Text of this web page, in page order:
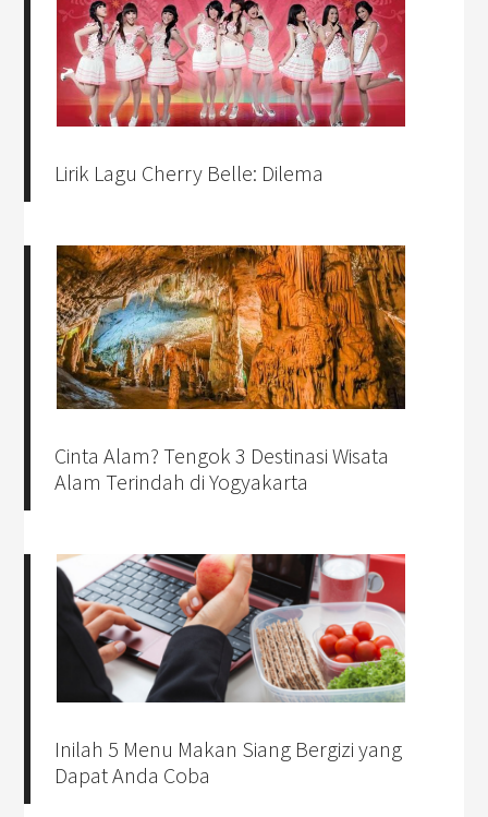
Lirik Lagu Cherry Belle: Dilema
Cinta Alam? Tengok 3 Destinasi Wisata
Alam Terindah di Yogyakarta
Inilah 5 Menu Makan Siang Bergizi yang
Dapat Anda Coba